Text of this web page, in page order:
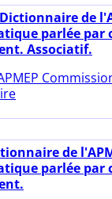
Dictionnaire de
parlée par
Associatif.
de
parlée par